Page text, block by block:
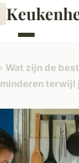
› Wat zijn de
terwijl